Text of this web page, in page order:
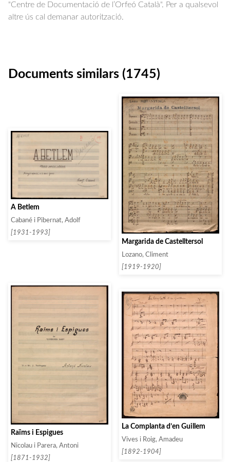
"Centre de Documentació de l’Orfeó Català". Per a qualsevol
altre ús cal demanar autorització.
Documents similars (1745)
A Betlem
Cabané i Pibernat, Adolf
[1931-1993]
Margarida de Castelltersol
Lozano, Climent
[1919-1920]
Raïms i Espigues
Nicolau i Parera, Antoni
[1871-1932]
La Complanta d’en Guillem
Vives i Roig, Amadeu
[1892-1904]